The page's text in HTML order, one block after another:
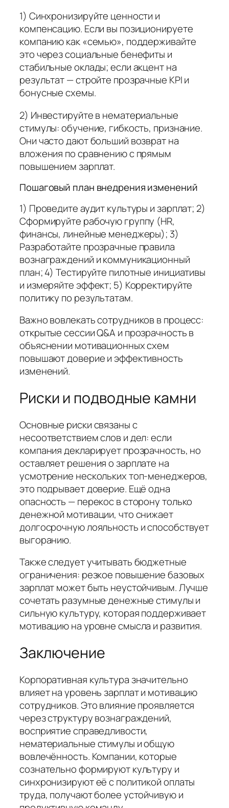
1) Синхронизируйте ценности и
компенсацию. Если вы позиционируете
компанию как «семью», поддерживайте
это через социальные бенефиты и
стабильные оклады; если акцент на
результат — стройте прозрачные KPI и
бонусные схемы.
2) Инвестируйте в нематериальные
стимулы: обучение, гибкость, признание.
Они часто дают больший возврат на
вложения по сравнению с прямым
повышением зарплат.
Пошаговый план внедрения изменений
1) Проведите аудит культуры и зарплат; 2)
Сформируйте рабочую группу (HR,
финансы, линейные менеджеры); 3)
Разработайте прозрачные правила
вознаграждений и коммуникационный
план; 4) Тестируйте пилотные инициативы
и измеряйте эффект; 5) Корректируйте
политику по результатам.
Важно вовлекать сотрудников в процесс:
открытые сессии Q&A и прозрачность в
объяснении мотивационных схем
повышают доверие и эффективность
изменений.
Риски и подводные камни
Основные риски связаны с
несоответствием слов и дел: если
компания декларирует прозрачность, но
оставляет решения о зарплате на
усмотрение нескольких топ-менеджеров,
это подрывает доверие. Ещё одна
опасность — перекос в сторону только
денежной мотивации, что снижает
долгосрочную лояльность и способствует
выгоранию.
Также следует учитывать бюджетные
ограничения: резкое повышение базовых
зарплат может быть неустойчивым. Лучше
сочетать разумные денежные стимулы и
сильную культуру, которая поддерживает
мотивацию на уровне смысла и развития.
Заключение
Корпоративная культура значительно
влияет на уровень зарплат и мотивацию
сотрудников. Это влияние проявляется
через структуру вознаграждений,
восприятие справедливости,
нематериальные стимулы и общую
вовлечённость. Компании, которые
сознательно формируют культуру и
синхронизируют её с политикой оплаты
труда, получают более устойчивую и